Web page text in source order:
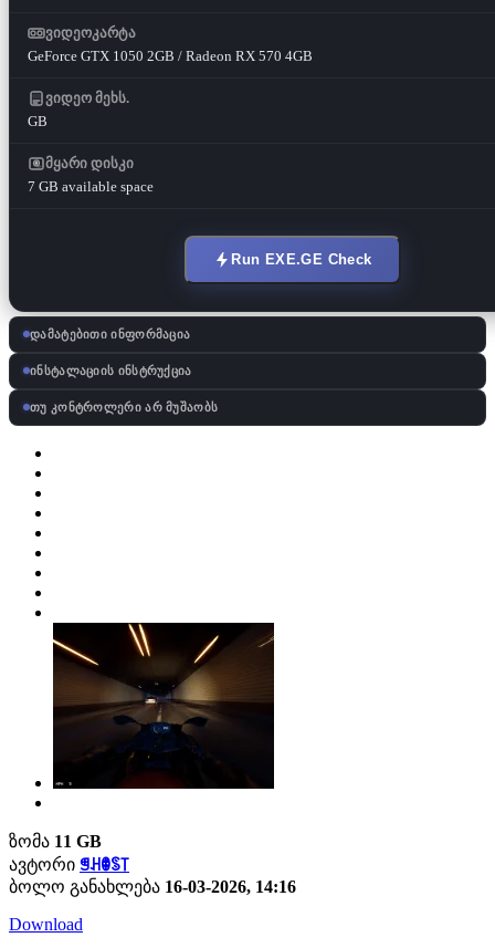
ვიდეოკარტა
GeForce GTX 1050 2GB / Radeon RX 570 4GB
ვიდეო მეხს.
GB
მყარი დისკი
7 GB available space
Run EXE.GE Check
დამატებითი ინფორმაცია
ინსტალაციის ინსტრუქცია
თუ კონტროლერი არ მუშაობს
ზომა 11 GB
ავტორი ꁅꃅꂦꌗ꓄
ბოლო განახლება 16-03-2026, 14:16
Download